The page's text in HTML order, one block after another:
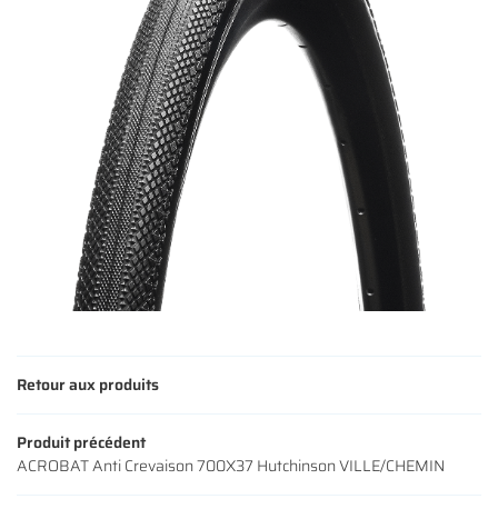
SERVICES
NOS VÉLOS
ACCESSOIRES
AVIS
Une
01 64 34 07
Retour aux produits
Produit précédent
ACROBAT Anti Crevaison 700X37 Hutchinson VILLE/CHEMIN